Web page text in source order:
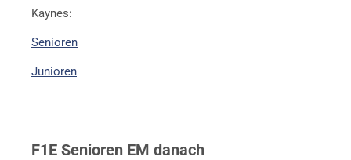
Kaynes:
Senioren
Junioren
F1E Senioren EM danach